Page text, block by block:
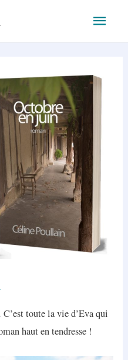
toute la vie d’Eva qui
haut en tendresse !